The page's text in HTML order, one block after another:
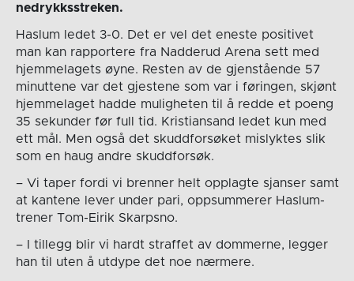
nedrykksstreken.
Haslum ledet 3-0. Det er vel det eneste positivet
man kan rapportere fra Nadderud Arena sett med
hjemmelagets øyne. Resten av de gjenstående 57
minuttene var det gjestene som var i føringen, skjønt
hjemmelaget hadde muligheten til å redde et poeng
35 sekunder før full tid. Kristiansand ledet kun med
ett mål. Men også det skuddforsøket mislyktes slik
som en haug andre skuddforsøk.
– Vi taper fordi vi brenner helt opplagte sjanser samt
at kantene lever under pari, oppsummerer Haslum-
trener Tom-Eirik Skarpsno.
– I tillegg blir vi hardt straffet av dommerne, legger
han til uten å utdype det noe nærmere.